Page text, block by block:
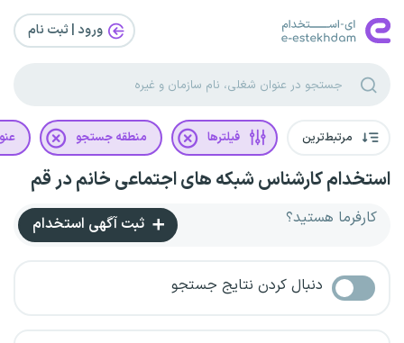
ورود | ثبت‌ نام
مرتبط‌ترین فیلترها منطقه جستجو
استخدام کارشناس شبکه های اجتماعی خانم در قم
کارفرما هستید؟ ثبت آگهی استخدام
دنبال کردن نتایج جستجو